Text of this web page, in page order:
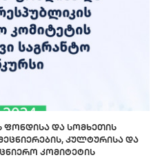
ᲤᲝᲜᲓᲘᲡᲐ ᲓᲐ ᲡᲝᲛᲮᲔᲗᲘᲡ
ᲙᲣᲚᲢᲣᲠᲘᲡᲐ ᲓᲐ
ᲙᲝᲛᲘᲢᲔᲢᲘᲡ